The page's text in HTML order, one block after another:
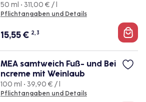
50 ml • 311,00 € / l
Pflichtangaben und Details
15,55€ 2, 3
MEA samtweich Fuß- und Bei
ncreme mit Weinlaub
100 ml • 39,90 € / l
Pflichtangaben und Details